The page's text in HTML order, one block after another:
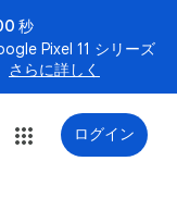
秒
Pixel 11 シリーズ
さらに詳しく
ログイン